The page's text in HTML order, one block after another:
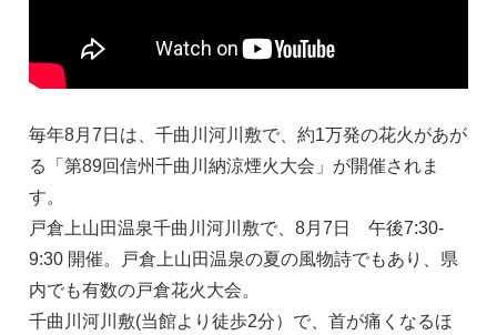
毎年8月7日は、千曲川河川敷で、約1万発の花火があが
る「第89回信州千曲川納涼煙火大会」が開催されま
す。
戸倉上山田温泉千曲川河川敷で、8月7日 午後7:30-
9:30 開催。戸倉上山田温泉の夏の風物詩でもあり、県
内でも有数の戸倉花火大会。
千曲川河川敷(当館より徒歩2分）で、首が痛くなるほ